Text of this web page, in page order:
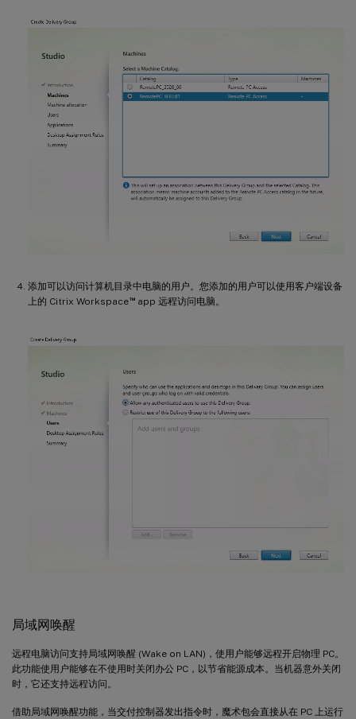
添加可以访问计算机目录中电脑的用户。您添加的用户可以使用客户端设备
上的 Citrix Workspace™app 远程访问电脑。
局域网唤醒
远程电脑访问支持局域网唤醒 (Wake on LAN)，使用户能够远程开启物理 PC。
此功能使用户能够在不使用时关闭办公 PC，以节省能源成本。当机器意外关闭
时，它还支持远程访问。
借助局域网唤醒功能，当交付控制器发出指令时，魔术包会直接从在 PC 上运行